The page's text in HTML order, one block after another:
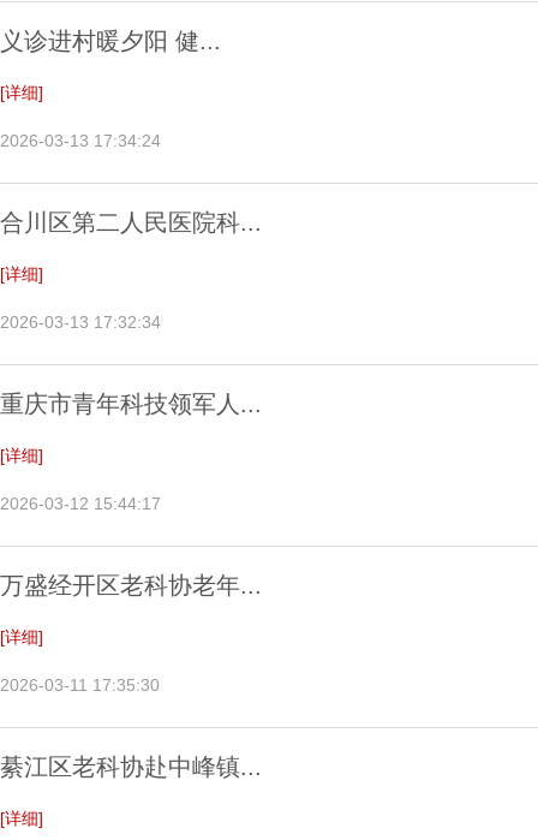
义诊进村暖夕阳 健...
[详细]
2026-03-13 17:34:24
合川区第二人民医院科...
[详细]
2026-03-13 17:32:34
重庆市青年科技领军人...
[详细]
2026-03-12 15:44:17
万盛经开区老科协老年...
[详细]
2026-03-11 17:35:30
綦江区老科协赴中峰镇...
[详细]